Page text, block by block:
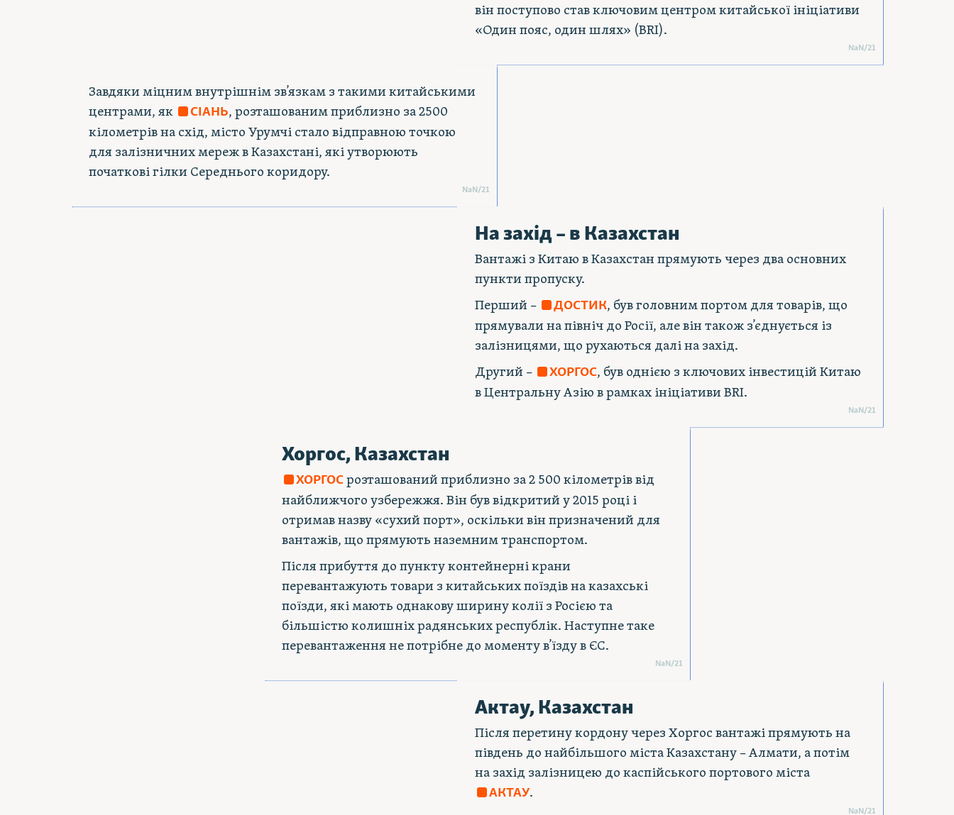
він поступово став ключовим центром китайської ініціативи
«Один пояс, один шлях» (BRI).
NaN /21
Завдяки міцним внутрішнім зв’язкам з такими китайськими
центрами, як
СІАНЬ, розташованим приблизно за 2500
кілометрів на схід, місто Урумчі стало відправною точкою
для залізничних мереж в Казахстані, які утворюють
початкові гілки Середнього коридору.
NaN /21
На захід – в Казахстан
Вантажі з Китаю в Казахстан прямують через два основних
пункти пропуску.
Перший –
ДОСТИК, був головним портом для товарів, що
прямували на північ до Росії, але він також з’єднується із
залізницями, що рухаються далі на захід.
Другий –
ХОРГОС, був однією з ключових інвестицій Китаю
в Центральну Азію в рамках ініціативи BRI.
NaN /21
Хоргос, Казахстан
ХОРГОС розташований приблизно за 2 500 кілометрів від
найближчого узбережжя. Він був відкритий у 2015 році і
отримав назву «сухий порт», оскільки він призначений для
вантажів, що прямують наземним транспортом.
Після прибуття до пункту контейнерні крани
перевантажують товари з китайських поїздів на казахські
поїзди, які мають однакову ширину колії з Росією та
більшістю колишніх радянських республік. Наступне таке
перевантаження не потрібне до моменту в’їзду в ЄС.
NaN /21
Актау, Казахстан
Після перетину кордону через Хоргос вантажі прямують на
південь до найбільшого міста Казахстану – Алмати, а потім
на захід залізницею до каспійського портового міста
АКТАУ.
NaN /21